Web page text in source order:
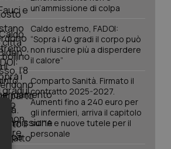
un’ammissione di colpa
Caldo estremo, FADOI:
“Sopra i 40 gradi il corpo può
non riuscire più a disperdere
il calore”
Comparto Sanità. Firmato il
contratto 2025-2027.
Aumenti fino a 240 euro per
gli infermieri, arriva il capitolo
sull'IA e nuove tutele per il
personale